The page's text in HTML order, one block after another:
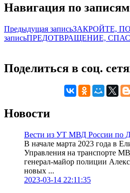
Навигация по записям
Предыдущая записьЗАКРОЙТЕ,
записьПРЕДОТВРАЩЕНИЕ,
Поделиться в соц.
Новости
Вести из УТ МВД России по
В начале марта 2023 года в
Управления на транспорте
генерал-майор полиции
новых ...
2023-03-14 22:11:35